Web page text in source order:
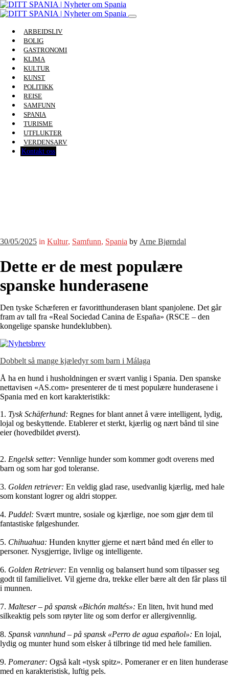
ARBEIDSLIV
BOLIG
GASTRONOMI
KLIMA
KULTUR
KUNST
POLITIKK
REISE
SAMFUNN
SPANIA
TURISME
UTFLUKTER
VERDENSARV
Kontakt oss
30/05/2025 in Kultur, Samfunn, Spania by Arne Bjørndal
Dette er de mest populære
spanske hunderasene
Den tyske Schæferen er favoritthunderasen blant spanjolene. Det går
fram av tall fra «Real Sociedad Canina de España» (RSCE – den
kongelige spanske hundeklubben).
Dobbelt så mange kjæledyr som barn i Málaga
Å ha en hund i husholdningen er svært vanlig i Spania. Den spanske
nettavisen «AS.com» presenterer de ti mest populære hunderasene i
Spania med en kort karakteristikk:
1. Tysk Schäferhund: Regnes for blant annet å være intelligent, lydig,
lojal og beskyttende. Etablerer et sterkt, kjærlig og nært bånd til sine
eier (hovedbildet øverst).
2. Engelsk setter: Vennlige hunder som kommer godt overens med
barn og som har god toleranse.
3. Golden retriever: En veldig glad rase, usedvanlig kjærlig, med hale
som konstant logrer og aldri stopper.
4. Puddel: Svært muntre, sosiale og kjærlige, noe som gjør dem til
fantastiske følgeshunder.
5. Chihuahua: Hunden knytter gjerne et nært bånd med én eller to
personer. Nysgjerrige, livlige og intelligente.
6. Golden Retriever: En vennlig og balansert hund som tilpasser seg
godt til familielivet. Vil gjerne dra, trekke eller bære alt den får plass til
i munnen.
7. Malteser – på spansk «Bichón maltés»: En liten, hvit hund med
silkeaktig pels som røyter lite og som derfor er allergivennlig.
8. Spansk vannhund – på spansk «Perro de agua español»: En lojal,
lydig og munter hund som elsker å tilbringe tid med hele familien.
9. Pomeraner: Også kalt «tysk spitz». Pomeraner er en liten hunderase
med en karakteristisk, luftig pels.